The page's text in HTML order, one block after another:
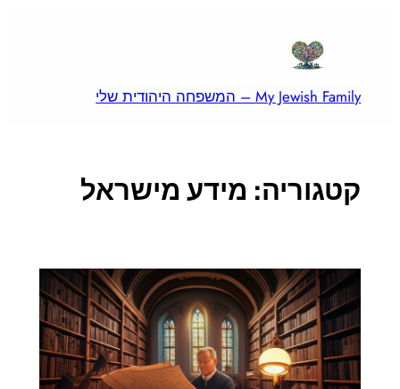
My Jewish Family – המשפחה היהודית שלי
קטגוריה: מידע מישראל